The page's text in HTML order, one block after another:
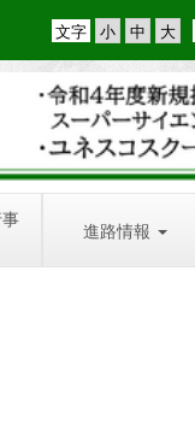
文字
進路情報